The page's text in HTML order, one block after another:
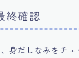
終確認
身だしなみをチ